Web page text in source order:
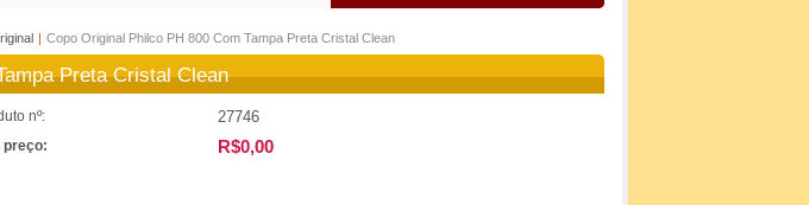
| Copo Original Philco PH 800 Com Tampa Preta Cristal Clean
Preta Cristal Clean
nº: 27746
preço: R$0,00